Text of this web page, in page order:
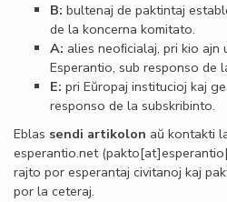
B: bultenaj de paktintaj
de la koncerna komitato.
A: alies neoﬁcialaj, pri kio
Esperantio, sub responso de
E: pri Eŭropaj institucioj kaj
responso de la subskribinto.
Eblas sendi artikolon aŭ kontakti
esperantio.net
rajto por esperantaj civitanoj kaj
por la ceteraj.